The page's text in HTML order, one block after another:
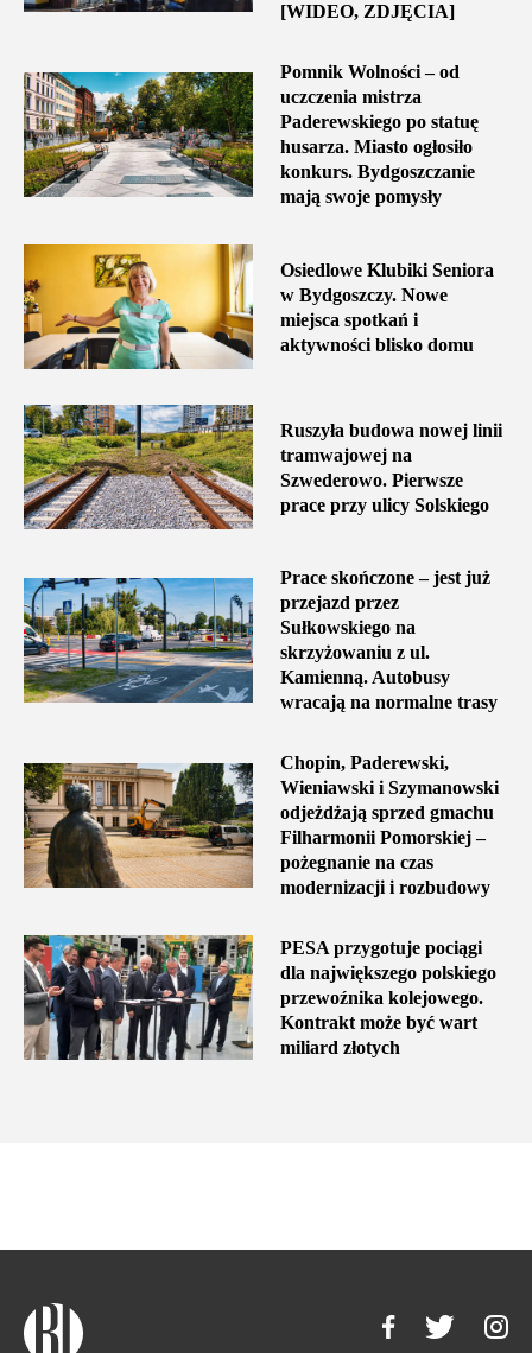
[WIDEO, ZDJĘCIA]
Pomnik Wolności – od
uczczenia mistrza
Paderewskiego po statuę
husarza. Miasto ogłosiło
konkurs. Bydgoszczanie
mają swoje pomysły
Osiedlowe Klubiki Seniora
w Bydgoszczy. Nowe
miejsca spotkań i
aktywności blisko domu
Ruszyła budowa nowej linii
tramwajowej na
Szwederowo. Pierwsze
prace przy ulicy Solskiego
Prace skończone – jest już
przejazd przez
Sułkowskiego na
skrzyżowaniu z ul.
Kamienną. Autobusy
wracają na normalne trasy
Chopin, Paderewski,
Wieniawski i Szymanowski
odjeżdżają sprzed gmachu
Filharmonii Pomorskiej –
pożegnanie na czas
modernizacji i rozbudowy
PESA przygotuje pociągi
dla największego polskiego
przewoźnika kolejowego.
Kontrakt może być wart
miliard złotych